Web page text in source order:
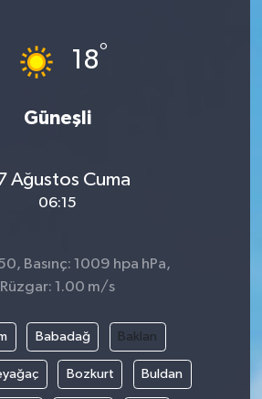
18°
Güneşli
Ağustos Cuma
06:15
Basınç: 1009 hpa hPa,
Rüzgar: 1.00 m/s
Babadağ Baklan
Bozkurt Buldan